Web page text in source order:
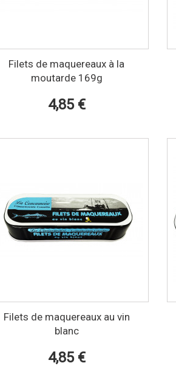
Filets de maquereaux à la
moutarde 169g
4,85 €
Filets de maquereaux au vin
blanc
4,85 €